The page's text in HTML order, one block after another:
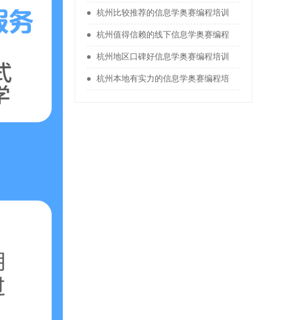
杭州比较推荐的信息学奥赛编程培训
杭州值得信赖的线下信息学奥赛编程
杭州地区口碑好信息学奥赛编程培训
杭州本地有实力的信息学奥赛编程培